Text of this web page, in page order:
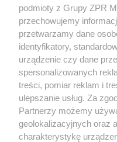
Beninca.
nowoczesna
podmioty z Grupy ZPR
przechowujemy
przetwarzamy dane
identyfikatory,
urządzenie czy dane
spersonalizowanych
treści, pomiar reklam i
ulepszanie usług. Za
Partnerzy możemy
geolokalizacyjnych oraz
charakterystykę